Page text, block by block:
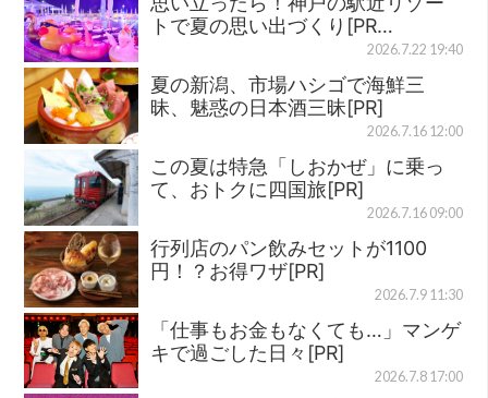
トで夏の思い出づくり[PR…
2026.7.22 19:40
夏の新潟、市場ハシゴで海鮮三
昧、魅惑の日本酒三昧[PR]
2026.7.16 12:00
この夏は特急「しおかぜ」に乗っ
て、おトクに四国旅[PR]
2026.7.16 09:00
行列店のパン飲みセットが1100
円！？お得ワザ[PR]
2026.7.9 11:30
「仕事もお金もなくても…」マンゲ
キで過ごした日々[PR]
2026.7.8 17:00